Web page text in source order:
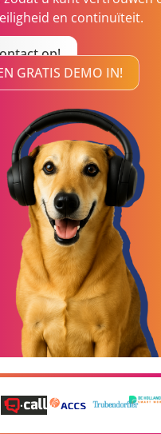
en continuïteit.
op!
GRATIS DEMO IN!